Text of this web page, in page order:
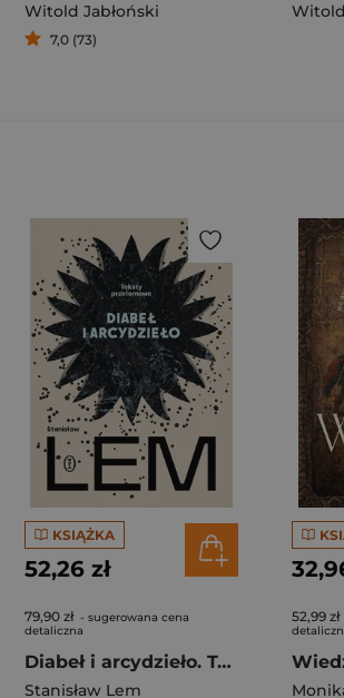
Witold Jabłoński
7,0 (73)
KSIĄŻKA
52,26 zł
79,90 zł - sugerowana cena
detaliczna
Diabeł i arcydzieło. Teksty przełomowe wyd. 2026
Stanisław Lem
52,99 zł